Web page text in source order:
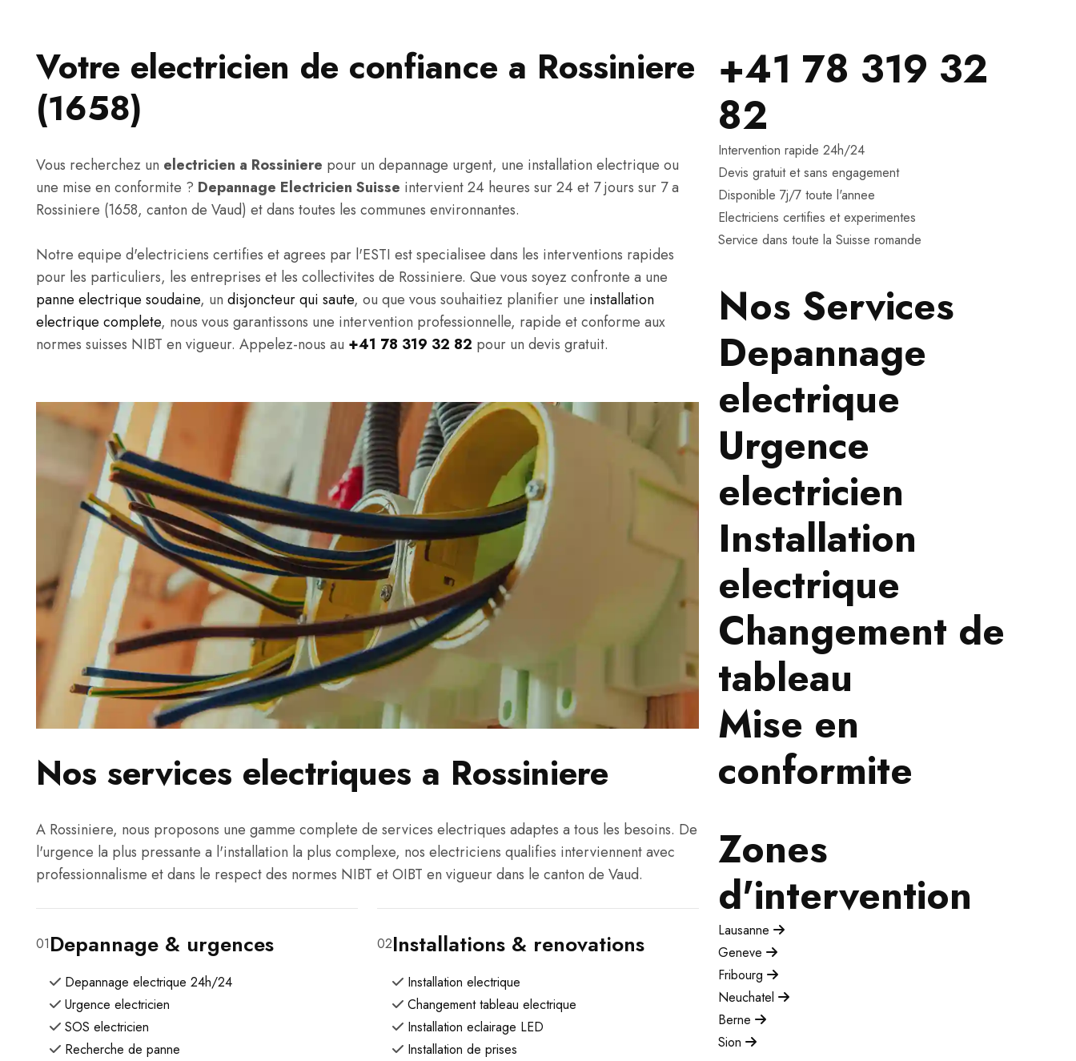
Votre electricien de confiance a Rossiniere
(1658)
Vous recherchez un electricien a Rossiniere pour un depannage urgent, une installation electrique ou
une mise en conformite ? Depannage Electricien Suisse intervient 24 heures sur 24 et 7 jours sur 7 a
Rossiniere (1658, canton de Vaud) et dans toutes les communes environnantes.
Notre equipe d'electriciens certifies et agrees par l'ESTI est specialisee dans les interventions rapides
pour les particuliers, les entreprises et les collectivites de Rossiniere. Que vous soyez confronte a une
panne electrique soudaine, un disjoncteur qui saute, ou que vous souhaitiez planifier une installation
electrique complete, nous vous garantissons une intervention professionnelle, rapide et conforme aux
normes suisses NIBT en vigueur. Appelez-nous au +41 78 319 32 82 pour un devis gratuit.
Nos services electriques a Rossiniere
A Rossiniere, nous proposons une gamme complete de services electriques adaptes a tous les besoins. De
l'urgence la plus pressante a l'installation la plus complexe, nos electriciens qualifies interviennent avec
professionnalisme et dans le respect des normes NIBT et OIBT en vigueur dans le canton de Vaud.
01Depannage & urgences
Depannage electrique 24h/24
Urgence electricien
SOS electricien
Recherche de panne
02Installations & renovations
Installation electrique
Changement tableau electrique
Installation eclairage LED
Installation de prises
+41 78 319 32
82
Intervention rapide 24h/24
Devis gratuit et sans engagement
Disponible 7j/7 toute l'annee
Electriciens certifies et experimentes
Service dans toute la Suisse romande
Nos Services
Depannage
electrique
Urgence
electricien
Installation
electrique
Changement de
tableau
Mise en
conformite
Zones
d'intervention
Lausanne
Geneve
Fribourg
Neuchatel
Berne
Sion